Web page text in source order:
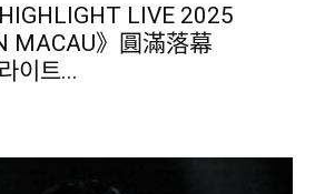
LIVE 2025
MACAU》圓滿落幕
이트...